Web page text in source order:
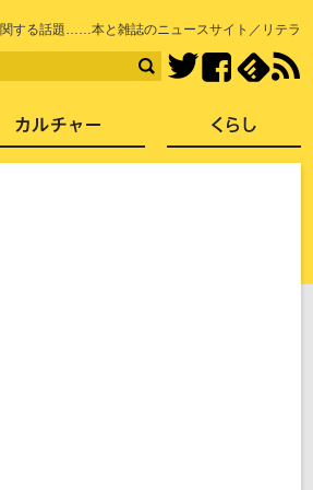
する話題……本と雑誌のニュースサイト／リテラ
TwitterFacebook
社会